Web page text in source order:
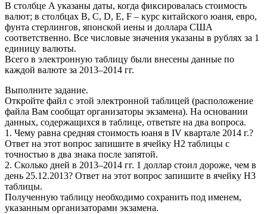
В столбце A указаны даты, когда фиксировалась стоимость
валют; в столбцах B, С, D, Е, F – курс китайского юаня, евро,
фунта стерлингов, японской иены и доллара США
соответственно. Все числовые значения указаны в рублях за 1
единицу валюты.
Всего в электронную таблицу были внесены данные по
каждой валюте за 2013–2014 гг.
Выполните задание.
Откройте файл с этой электронной таблицей (расположение
файла Вам сообщат организаторы экзамена). На основании
данных, содержащихся в таблице, ответьте на два вопроса.
1. Чему равна средняя стоимость юаня в IV квартале 2014 г.?
Ответ на этот вопрос запишите в ячейку H2 таблицы с
точностью в два знака после запятой.
2. Сколько дней в 2013–2014 гг. 1 доллар стоил дороже, чем в
день 25.12.2013? Ответ на этот вопрос запишите в ячейку H3
таблицы.
Полученную таблицу необходимо сохранить под именем,
указанным организаторами экзамена.